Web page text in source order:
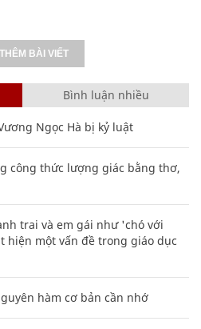
BÀI VIẾT
Bình luận nhiều
Ngọc Hà bị kỷ luật
công thức lượng giác bằng thơ,
trai và em gái như 'chó với
hiện một vấn đề trong giáo dục
hàm cơ bản cần nhớ